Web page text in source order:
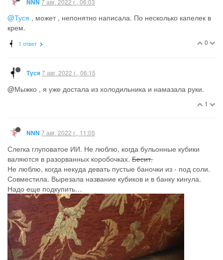
NNN
@Туся , может , непонятно написала. По несколько капелек в
крем.
0
1 ответ
Туся7 авг. 2022 г., 06:15
@Мыжко , я уже достала из холодильника и намазала руки.
1
NNN 7 авг. 2022 г., 11:05
Слегка глуповатое ИИ. Не люблю, когда бульонные кубики
валяются в разорванных коробочках. Бесит.
Не люблю, когда некуда девать пустые баночки из - под соли.
Совместила. Вырезала название кубиков и в банку кинула.
Надо еще подкупить…